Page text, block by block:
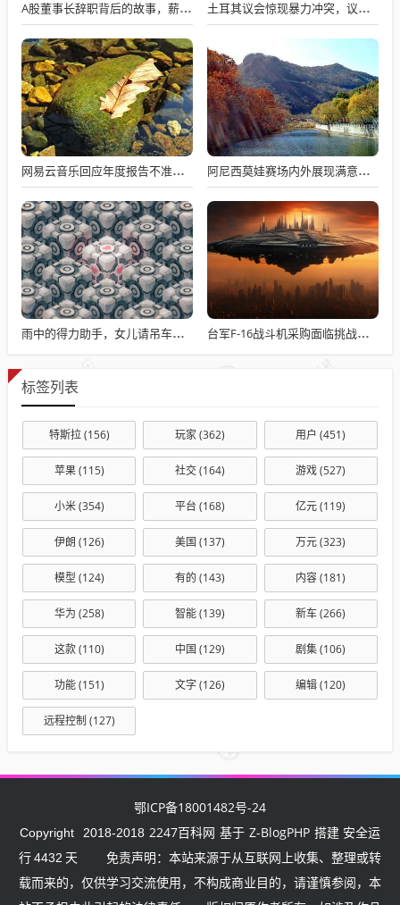
A股董事长辞职背后的故事，薪资不满意引发争议 土耳其议会惊现暴力冲突，议员互撕引发全球瞩目
网易云音乐回应年度报告不准争议，数据与情感对接的精准之道 阿尼西莫娃赛场内外展现满意与期待，自信闪耀全场
雨中的得力助手，女儿请吊车助父母快速收玉米 台军F-16战斗机采购面临挑战与困境
标签列表
特斯拉(156) 玩家(362) 用户 (451)
苹果(115) 社交(164) 游戏(527)
小米(354) 平台 (168) 亿元(119)
伊朗 (126) 美国 (137) 万元(323)
模型 (124) 有的 (143) 内容(181)
华为 (258) 智能(139) 新车(266)
这款(110) 中国 (129) 剧集(106)
功能(151) 文字(126) 编辑(120)
远程控制 (127)
鄂ICP备18001482号-24
Copyright 2018-2018 2247百科网 基于 Z-BlogPHP 搭建 安全运
行4432 天
免责声明：本站来源于从互联网上收集、整理或转
载而来的，仅供学习交流使用，不构成商业目的，请谨慎参阅，本